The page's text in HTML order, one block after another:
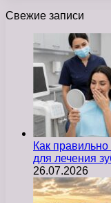
Свежие записи
Как
для лечения
26.07.2026